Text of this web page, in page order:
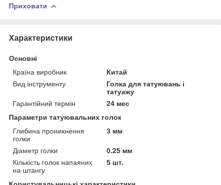
Приховати
Характеристики
Основні
Країна виробник
Китай
Вид інструменту
Голка для татуювань і
татуажу
Гарантійний термін
24 мес
Параметри татуювальних голок
Глибина проникнення
голки
3 мм
Діаметр голки
0.25 мм
Кількість голок напаяних
на штангу
5 шт.